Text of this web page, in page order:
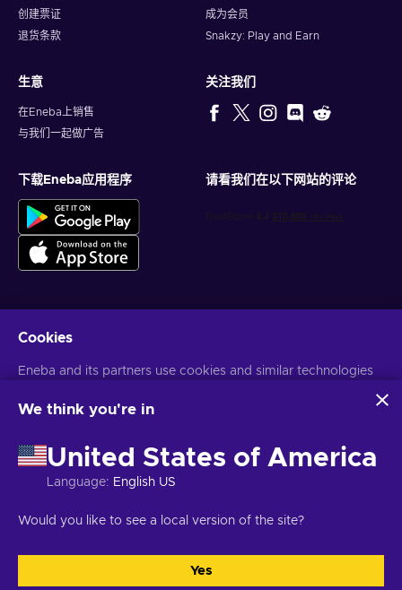
创建票证
退货条款
成为会员
Snakzy: Play and Earn
生意
在Eneba上销售
与我们一起做广告
关注我们
下载Eneba应用程序 请看我们在以下网站的评论
获得个性化的游戏优惠
订阅
您可以随时取消订阅。访问
语言 USD
Cookies
Eneba and its partners use cookies and similar technologies
website. We use this information to enhance content,
may also be used for ads personalization.
By clicking 'Accept all', you consent to the use of these
technologies by Eneba and its partners. You can adjust your
For more information on how Google uses your data, see
We think you're in
United States of America
Language: English US
Would you like to see a local version of the site?
Yes